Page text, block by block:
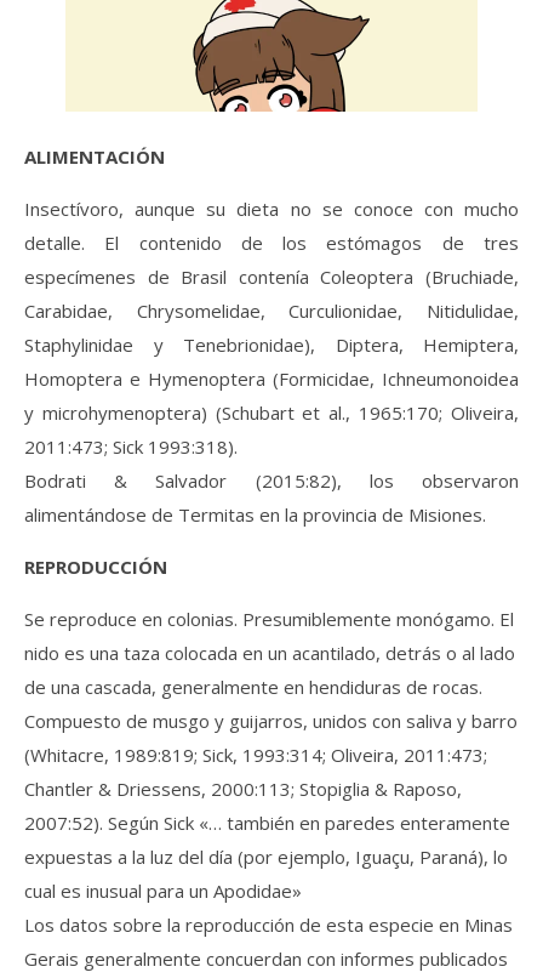
ALIMENTACIÓN
Insectívoro, aunque su dieta no se conoce con mucho
detalle. El contenido de los estómagos de tres
especímenes de Brasil contenía Coleoptera (Bruchiade,
Carabidae, Chrysomelidae, Curculionidae, Nitidulidae,
Staphylinidae y Tenebrionidae), Diptera, Hemiptera,
Homoptera e Hymenoptera (Formicidae, Ichneumonoidea
y microhymenoptera) (Schubart et al., 1965:170; Oliveira,
2011:473; Sick 1993:318).
Bodrati & Salvador (2015:82), los observaron
alimentándose de Termitas en la provincia de Misiones.
REPRODUCCIÓN
Se reproduce en colonias. Presumiblemente monógamo. El
nido es una taza colocada en un acantilado, detrás o al lado
de una cascada, generalmente en hendiduras de rocas.
Compuesto de musgo y guijarros, unidos con saliva y barro
(Whitacre, 1989:819; Sick, 1993:314; Oliveira, 2011:473;
Chantler & Driessens, 2000:113; Stopiglia & Raposo,
2007:52). Según Sick «… también en paredes enteramente
expuestas a la luz del día (por ejemplo, Iguaçu, Paraná), lo
cual es inusual para un Apodidae»
Los datos sobre la reproducción de esta especie en Minas
Gerais generalmente concuerdan con informes publicados